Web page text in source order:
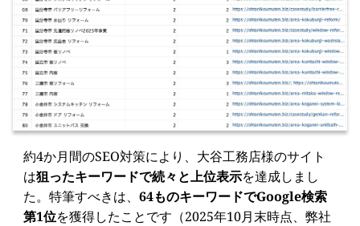
約4か月間のSEO対策により、大谷工務店様のサイト
は狙ったキーワードで続々と上位表示を達成しまし
た。特筆すべきは、 64ものキーワードでGoogle検索
第1位を獲得したことです（2025年10月末時点、弊社